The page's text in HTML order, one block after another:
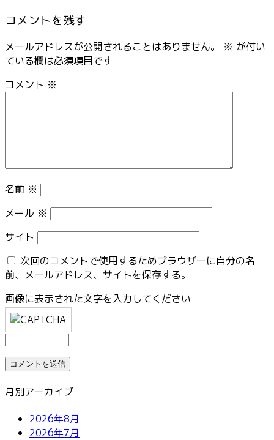
コメントを残す
メールアドレスが公開されることはありません。 ※ が付い
ている欄は必須項目です
コメント ※
名前 ※
メール ※
サイト
次回のコメントで使用するためブラウザーに自分の名
前、メールアドレス、サイトを保存する。
画像に表示された文字を入力してください
月別アーカイブ
2026年8月
2026年7月